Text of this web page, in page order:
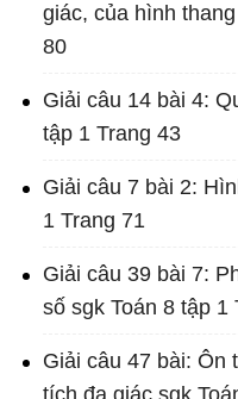
giác, của hình
80
Giải câu 14 bài 4:
tập 1 Trang 43
Giải câu 7 bài 2:
1 Trang 71
Giải câu 39 bài 7:
số sgk Toán 8 tập 1
Giải câu 47 bài: Ôn